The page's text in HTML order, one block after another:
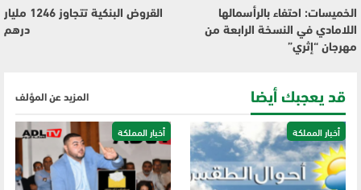
الخميسات: احتفاء بالرأسمالها
اللامادي في النسخة الرابعة من
مهرجان “إثري”
القروض البنكية تتجاوز 1246 مليار
درهم
قد يعجبك أيضا المزيد عن المؤلف
أخبار المملكة أخبار المملكة